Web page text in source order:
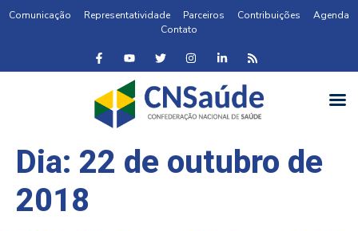
Comunicação Representatividade Parceiros Contribuições
Agenda
Contato
Dia: 22 de outubro de
2018